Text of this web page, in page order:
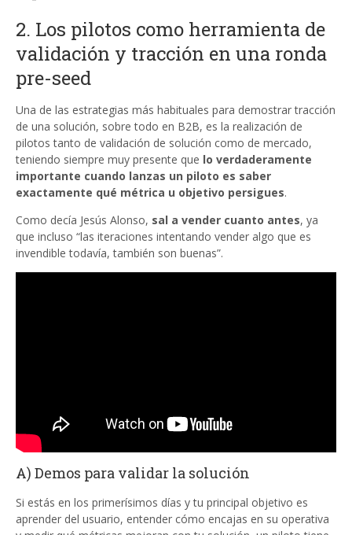
2. Los pilotos como herramienta de
validación y tracción en una ronda
pre-seed
Una de las estrategias más habituales para demostrar tracción
de una solución, sobre todo en B2B, es la realización de
pilotos tanto de validación de solución como de mercado,
teniendo siempre muy presente que lo verdaderamente
importante cuando lanzas un piloto es saber
exactamente qué métrica u objetivo persigues.
Como decía Jesús Alonso, sal a vender cuanto antes, ya
que incluso “las iteraciones intentando vender algo que es
invendible todavía, también son buenas”.
A) Demos para validar la solución
Si estás en los primerísimos días y tu principal objetivo es
aprender del usuario, entender cómo encajas en su operativa